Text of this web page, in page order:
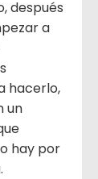
después
a
hacerlo,
un
hay por